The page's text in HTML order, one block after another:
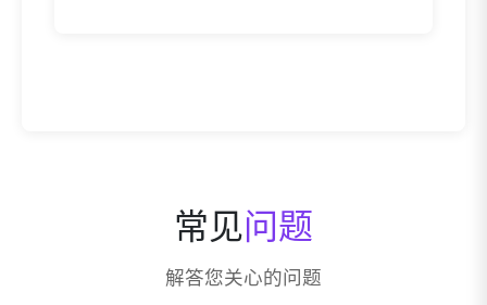
常见问题
解答您关心的问题